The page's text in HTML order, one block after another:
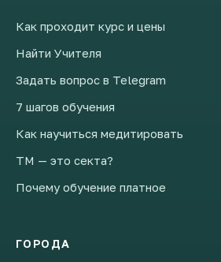
Как проходит курс и цены
Найти Учителя
Задать вопрос в Telegram
7 шагов обучения
Как научиться медитировать
ТМ — это секта?
Почему обучение платное
ГОРОДА